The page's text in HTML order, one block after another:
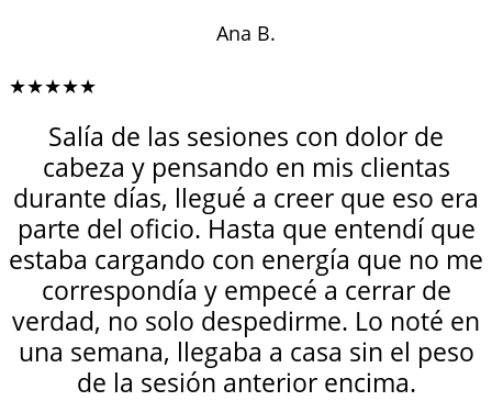
Ana B.
★★★★★
Salía de las sesiones con dolor de
cabeza y pensando en mis clientas
durante días, llegué a creer que eso era
parte del oficio. Hasta que entendí que
estaba cargando con energía que no me
correspondía y empecé a cerrar de
verdad, no solo despedirme. Lo noté en
una semana, llegaba a casa sin el peso
de la sesión anterior encima.